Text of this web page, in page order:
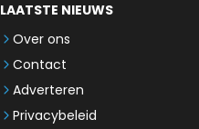
LAATSTE NIEUWS
Over ons
Contact
Adverteren
Privacybeleid